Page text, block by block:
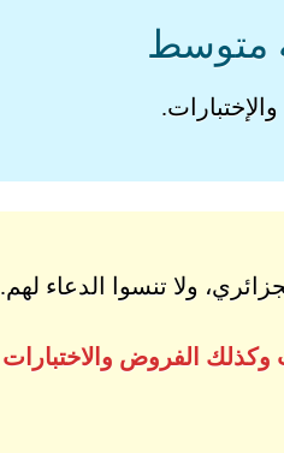
متوسط
ولا تنسوا الدعاء لهم.
وكذلك الفروض والاختبارات